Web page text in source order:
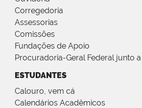
Corregedoria
Assessorias
Comissões
Fundações de Apoio
Procuradoria-Geral Federal junto a
ESTUDANTES
Calouro, vem cá
Calendários Acadêmicos